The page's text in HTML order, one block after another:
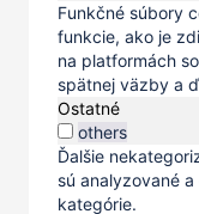
Funkčné súbory
funkcie, ako je
na platformách
spätnej väzby a
Ostatné
others
Ďalšie
sú analyzované
kategórie.